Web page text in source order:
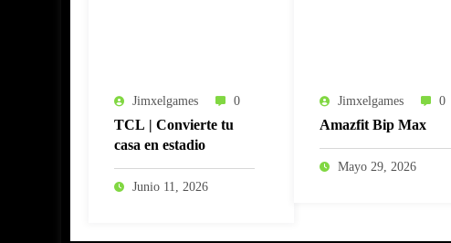
Jimxelgames 0
TCL | Convierte tu
casa en estadio
Junio 11, 2026
Jimxelgames 0
Amazfit Bip Max
Mayo 29, 2026